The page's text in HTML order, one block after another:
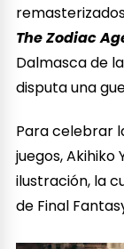
The Zodiac
Dalmasca de
disputa una
Para celebrar
juegos, Akihiko
ilustración, la
de Final